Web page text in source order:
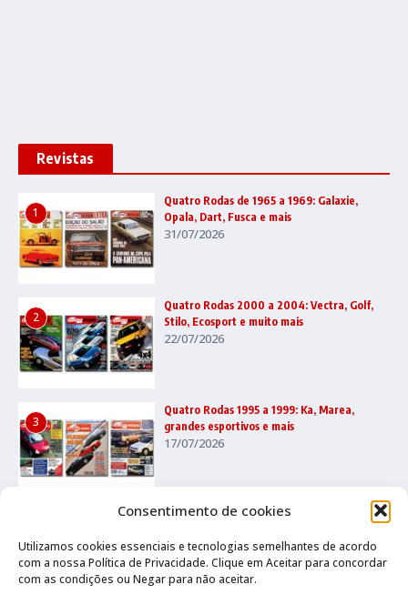
Consentimento de cookies
Utilizamos cookies essenciais e tecnologias semelhantes de acordo
com a nossa Política de Privacidade. Clique em Aceitar para concordar
com as condições ou Negar para não aceitar.
Revistas
1
Quatro Rodas de 1965 a 1969: Galaxie,
Opala, Dart, Fusca e mais
31/07/2026
2
Quatro Rodas 2000 a 2004: Vectra, Golf,
Stilo, Ecosport e muito mais
22/07/2026
3
Quatro Rodas 1995 a 1999: Ka, Marea,
grandes esportivos e mais
17/07/2026